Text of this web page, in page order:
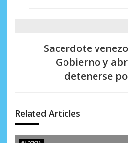
n
d
Sacerdote
Gobierno y
detenerse
Related Articles